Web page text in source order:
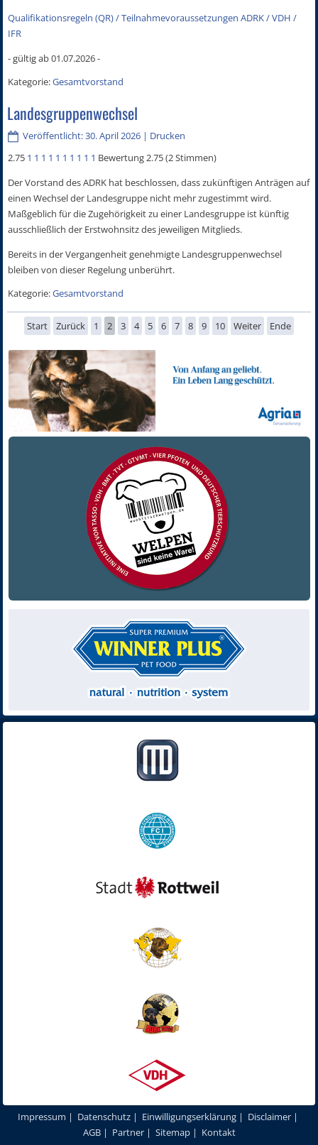
Qualifikationsregeln (QR) / Teilnahmevoraussetzungen ADRK / VDH /
IFR
- gültig ab 01.07.2026 -
Kategorie:Gesamtvorstand
Landesgruppenwechsel
Veröffentlicht: 30. April 2026 | Drucken
2.75 1 1 1 1 1 1 1 1 1 1 Bewertung 2.75 (2 Stimmen)
Der Vorstand des ADRK hat beschlossen, dass zukünftigen Anträgen auf
einen Wechsel der Landesgruppe nicht mehr zugestimmt wird.
Maßgeblich für die Zugehörigkeit zu einer Landesgruppe ist künftig
ausschließlich der Erstwohnsitz des jeweiligen Mitglieds.
Bereits in der Vergangenheit genehmigte Landesgruppenwechsel
bleiben von dieser Regelung unberührt.
Kategorie:Gesamtvorstand
Start Zurück 1 2 3 4 5 6 7 8 9 10 Weiter Ende
Impressum | Datenschutz | Einwilligungserklärung | Disclaimer |
AGB| Partner| Sitemap| Kontakt